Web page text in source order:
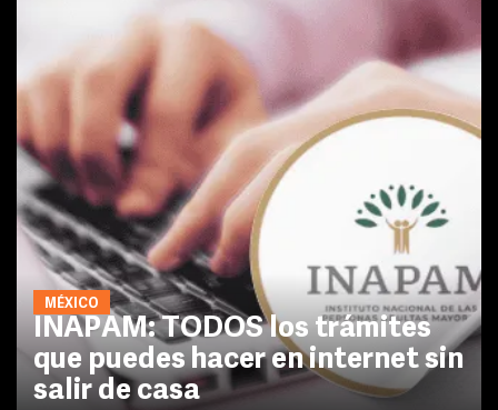
MÉXICO
INAPAM: TODOS los trámites
que puedes hacer en internet sin
salir de casa